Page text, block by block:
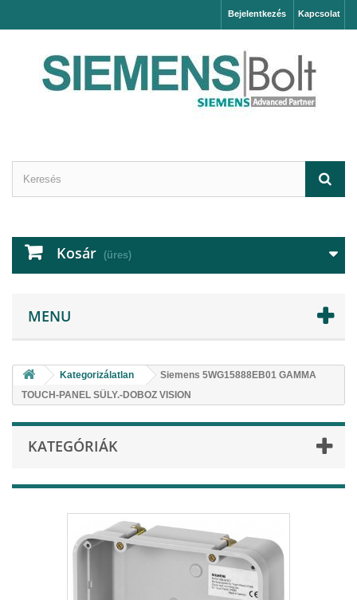
Kapcsolat
Bejelentkezés
Kosár (üres)
MENU
Kategorizálatlan
Siemens 5WG15888EB01 GAMMA
TOUCH-PANEL SÜLY.-DOBOZ VISION
KATEGÓRIÁK